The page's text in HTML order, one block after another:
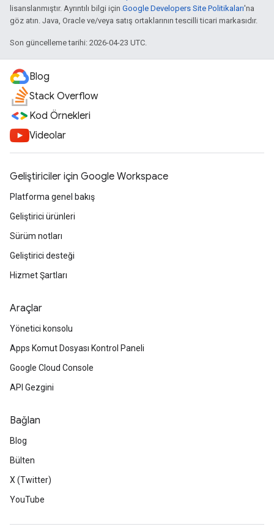
lisanslanmıştır. Ayrıntılı bilgi için Google Developers Site Politikaları'na
göz atın. Java, Oracle ve/veya satış ortaklarının tescilli ticari markasıdır.
Son güncelleme tarihi: 2026-04-23 UTC.
Blog
Stack Overflow
Kod Örnekleri
Videolar
Geliştiriciler için Google Workspace
Platforma genel bakış
Geliştirici ürünleri
Sürüm notları
Geliştirici desteği
Hizmet Şartları
Araçlar
Yönetici konsolu
Apps Komut Dosyası Kontrol Paneli
Google Cloud Console
API Gezgini
Bağlan
Blog
Bülten
X (Twitter)
YouTube